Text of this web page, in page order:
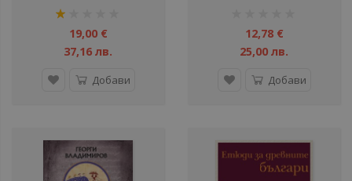
рейтинг:
20%19,00 €
37,16 лв.
Добави
12,78 €
25,00 лв.
Добави